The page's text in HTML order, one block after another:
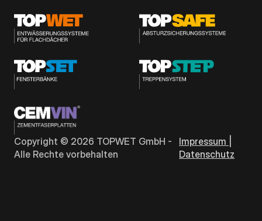
Copyright © 2026 TOPWET GmbH -
Alle Rechte vorbehalten
Impressum |
Datenschutz